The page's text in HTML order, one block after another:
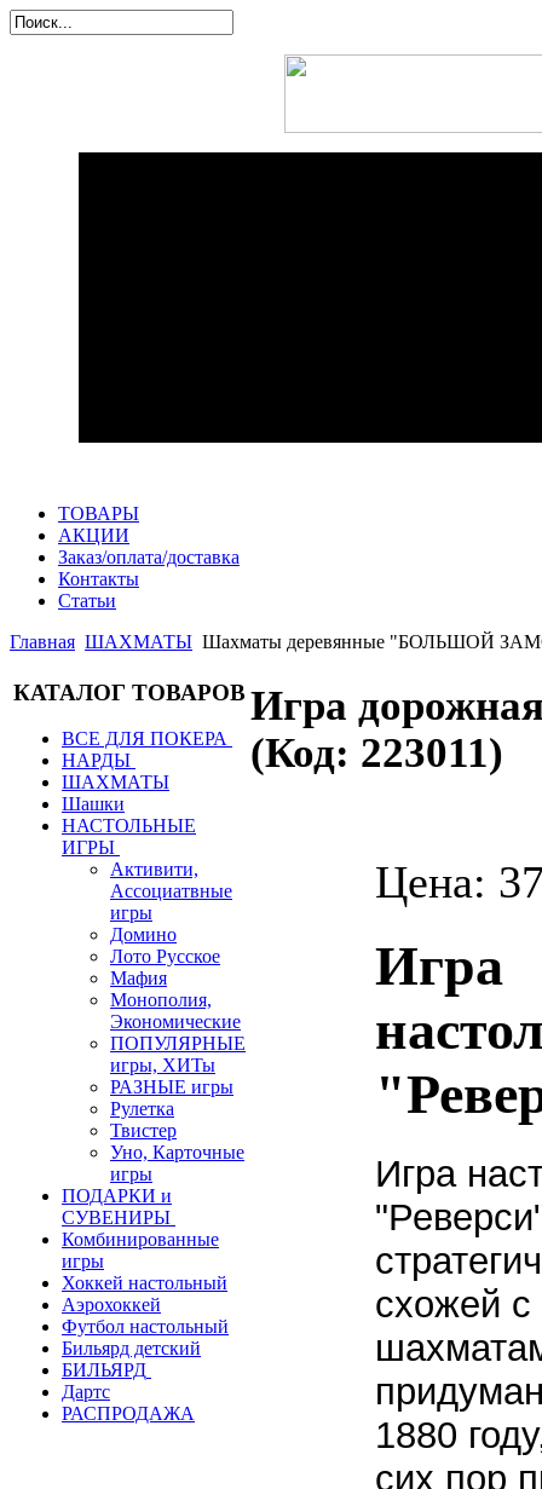
ТОВАРЫ
АКЦИИ
Заказ/оплата/доставка
Контакты
Статьи
Главная ШАХМАТЫ Шахматы деревянные "БОЛЬШОЙ
КАТАЛОГ ТОВАРОВ
ВСЕ ДЛЯ ПОКЕРА
НАРДЫ
ШАХМАТЫ
Шашки
НАСТОЛЬНЫЕ
ИГРЫ
Активити,
Ассоциатвные
игры
Домино
Лото Русское
Мафия
Монополия,
Экономические
ПОПУЛЯРНЫЕ
игры, ХИТы
РАЗНЫЕ игры
Рулетка
Твистер
Уно, Карточные
игры
ПОДАРКИ и
СУВЕНИРЫ
Комбинированные
игры
Хоккей настольный
Аэрохоккей
Футбол настольный
Бильярд детский
БИЛЬЯРД
Дартс
РАСПРОДАЖА
Игра
(Код: 223011)
Цена:
Игра
Игра
схожей
1880
сих пор